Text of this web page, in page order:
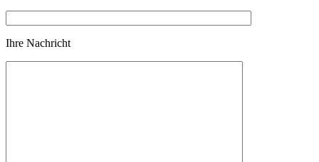
Ihre Nachricht